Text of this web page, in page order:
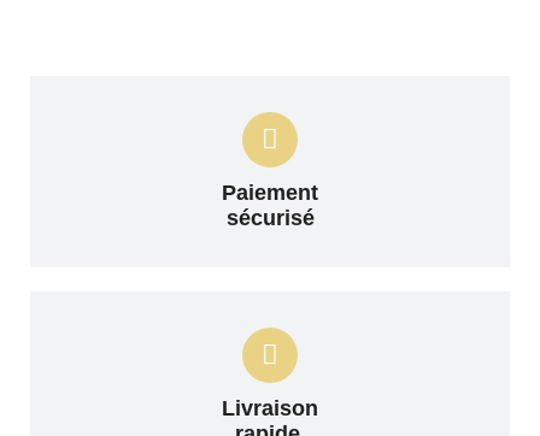
Paiement
sécurisé
Livraison